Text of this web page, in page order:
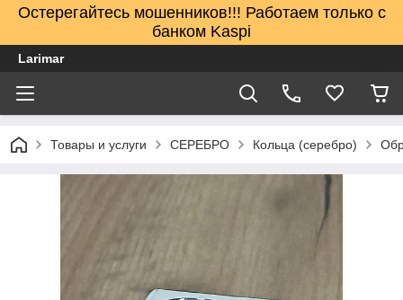
Остерегайтесь мошенников!!! Работаем только с
банком Kaspi
Larimar
Товары и услуги СЕРЕБРО Кольца (серебро)